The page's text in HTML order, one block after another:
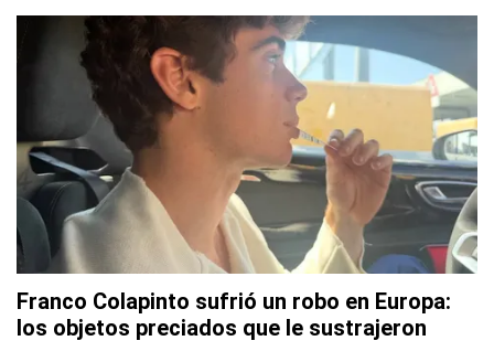
Franco Colapinto sufrió un robo en Europa:
los objetos preciados que le sustrajeron